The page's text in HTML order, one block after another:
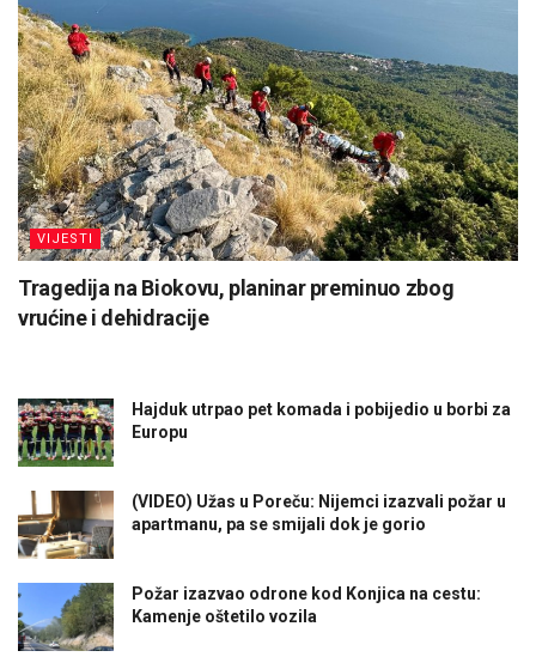
VIJESTI
Tragedija na Biokovu, planinar preminuo zbog
vrućine i dehidracije
Hajduk utrpao pet komada i pobijedio u borbi za
Europu
(VIDEO) Užas u Poreču: Nijemci izazvali požar u
apartmanu, pa se smijali dok je gorio
Požar izazvao odrone kod Konjica na cestu:
Kamenje oštetilo vozila